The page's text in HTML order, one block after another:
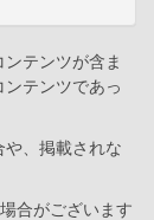
テンツが含ま
テンツであっ
、掲載されな
合がございます